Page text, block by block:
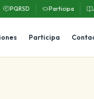
PQRSD Participa
Participa